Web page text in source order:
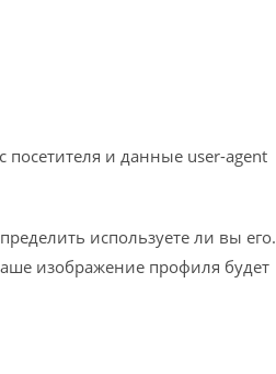
посетителя и данные user-agent
используете ли вы его.
изображение профиля будет